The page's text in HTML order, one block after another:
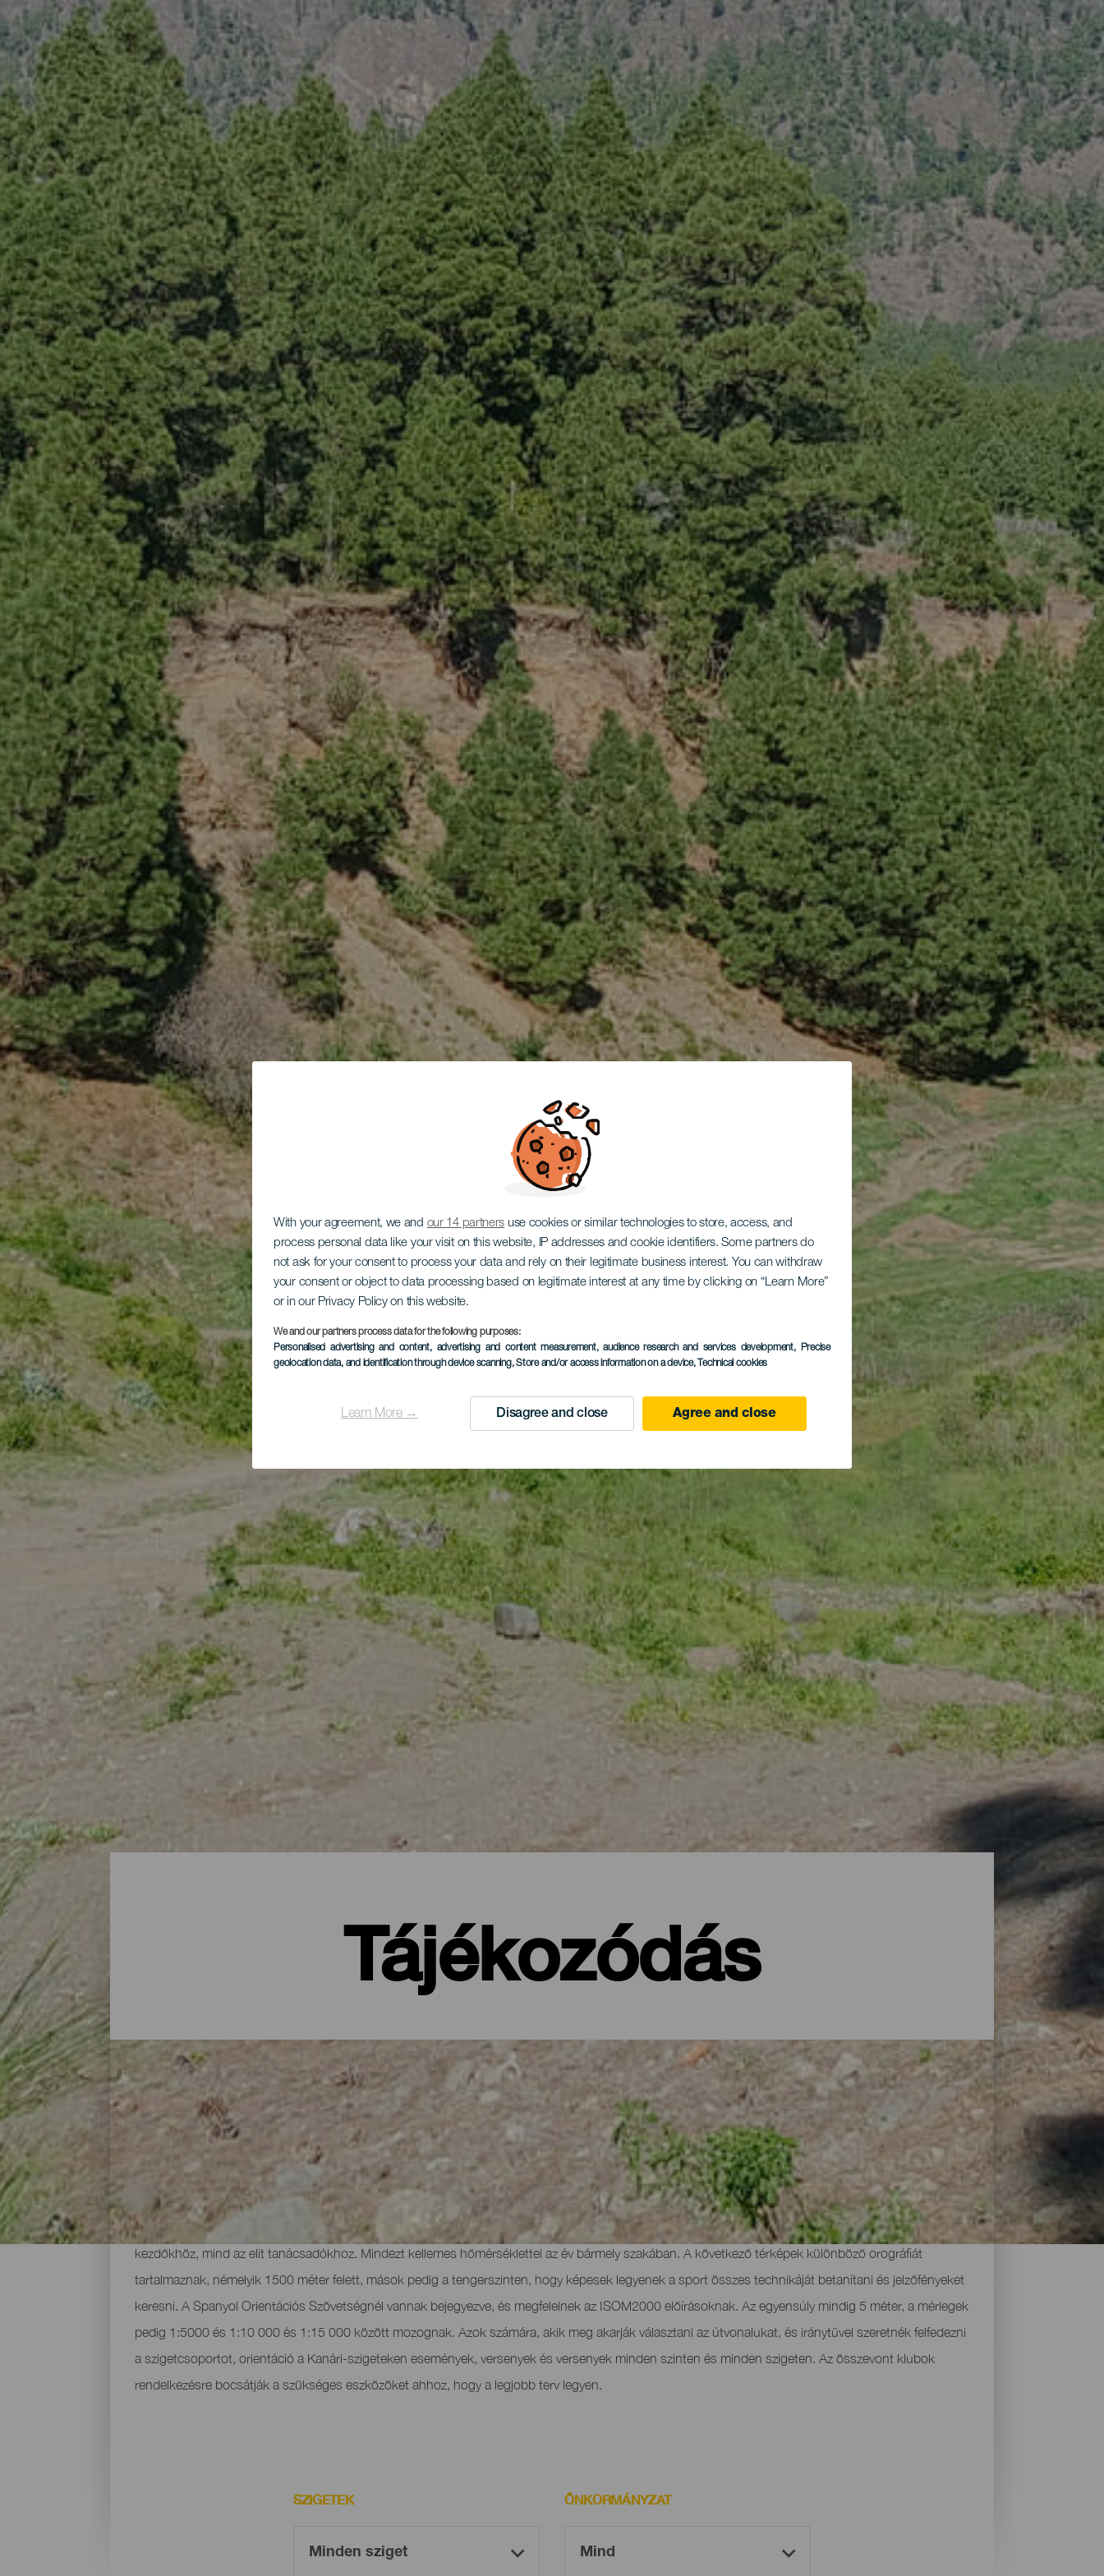
With your agreement, we and our 14 partners use cookies or similar technologies to store, access, and
process personal data like your visit on this website, IP addresses and cookie identifiers. Some partners do
not ask for your consent to process your data and rely on their legitimate business interest. You can withdraw
your consent or object to data processing based on legitimate interest at any time by clicking on “Learn More”
or in our Privacy Policy on this website.
We and our partners process data for the following purposes:
Personalised advertising and content, advertising and content measurement, audience research and services development, Precise
geolocation data, and identification through device scanning, Store and/or access information on a device, Technical cookies
Learn More → Disagree and close Agree and close
Tájékozódás
Tájékozódási térképek a Kanári-szigeteken, a kontrasztok paradicsomában
Hét sziget és sok térkép, hogy felfedezzen mindent, amit a Kanári-szigetek kínálhat a tájfutás sportjának. A szigetek tájainak és terepeinek sokfélesége
lehetővé teszi, hogy mikro domborműveken, fenyő- és babérerdőkön és lejtőkön fusson át, amelyek megkérdőjelezik az egyes tájfutók határait. A
Kanári-szigetek nagyon változatos helyekkel rendelkezik, ideális feltételekkel felszerelve, amelyek megkönnyítik az útvonal adaptálását mind a
kezdőkhöz, mind az elit tanácsadókhoz. Mindezt kellemes hőmérséklettel az év bármely szakában. A következő térképek különböző orográfiát
tartalmaznak, némelyik 1500 méter felett, mások pedig a tengerszinten, hogy képesek legyenek a sport összes technikáját betanítani és jelzőfényeket
keresni. A Spanyol Orientációs Szövetségnél vannak bejegyezve, és megfelelnek az ISOM2000 előírásoknak. Az egyensúly mindig 5 méter, a mérlegek
pedig 1:5000 és 1:10 000 és 1:15 000 között mozognak. Azok számára, akik meg akarják választani az útvonalukat, és iránytűvel szeretnék felfedezni
a szigetcsoportot, orientáció a Kanári-szigeteken események, versenyek és versenyek minden szinten és minden szigeten. Az összevont klubok
rendelkezésre bocsátják a szükséges eszközöket ahhoz, hogy a legjobb terv legyen.
SZIGETEK ÖNKORMÁNYZAT